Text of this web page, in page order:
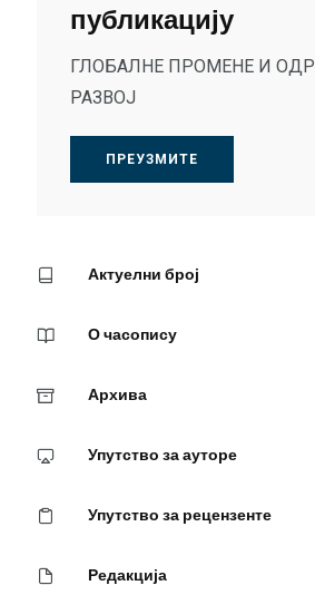
публикацију
ГЛОБАЛНЕ ПРОМЕНЕ И
РАЗВОЈ
ПРЕУЗМИТЕ
Актуелни број
О часопису
Архива
Упутство за ауторе
Упутство за рецензенте
Редакција